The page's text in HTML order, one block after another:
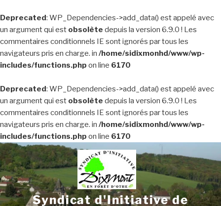
Deprecated: WP_Dependencies->add_data() est appelé avec
un argument qui est obsolète depuis la version 6.9.0 ! Les
commentaires conditionnels IE sont ignorés par tous les
navigateurs pris en charge. in /home/sidixmonhd/www/wp-
includes/functions.php on line 6170
Deprecated: WP_Dependencies->add_data() est appelé avec
un argument qui est obsolète depuis la version 6.9.0 ! Les
commentaires conditionnels IE sont ignorés par tous les
navigateurs pris en charge. in /home/sidixmonhd/www/wp-
includes/functions.php on line 6170
Aller
au
contenu
principal
Syndicat d'Initiative de